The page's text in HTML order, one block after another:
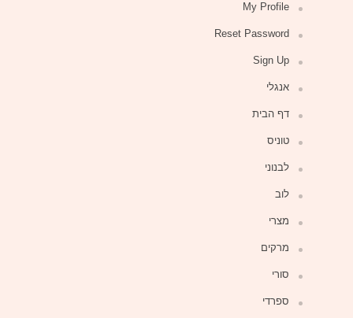
My Profile
Reset Password
Sign Up
אנגלי
דף הבית
טוניס
לבנוני
לוב
מצרי
מרקים
סורי
ספרדי